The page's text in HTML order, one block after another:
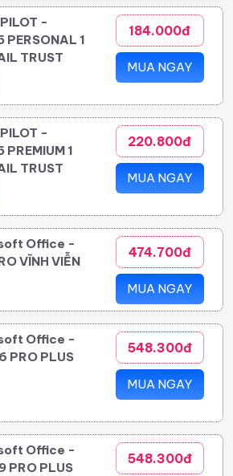
-
PERSONAL 1
TRUST
184.000đ
MUA NGAY
-
1
TRUST
220.800đ
MUA NGAY
Office -
VĨNH VIỄN
474.700đ
MUA NGAY
Office -
PRO PLUS
548.300đ
MUA NGAY
Office -
PRO PLUS
548.300đ